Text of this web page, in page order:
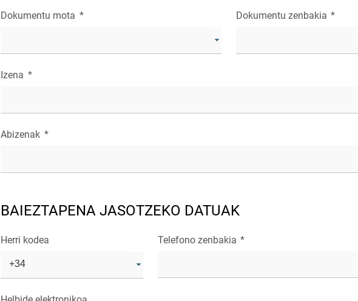
Dokumentu mota * Dokumentu zenbakia *
Izena *
Abizenak *
BAIEZTAPENA JASOTZEKO DATUAK
Herri kodea
+34
Telefono zenbakia *